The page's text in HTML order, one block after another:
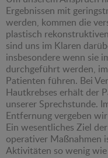
Ergebnissen mit
werden, kommen die
plastisch
sind uns im Klaren
insbesondere wenn sie
durchgeführt werden,
Patienten führen. Bei
Hautkrebses erhält der
unserer Sprechstunde.
Entfernung vergeben
Ein wesentliches Ziel
operativer Maßnahmen
Aktivitäten so wenig